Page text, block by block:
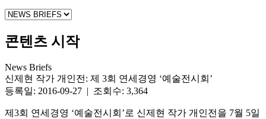
콘텐츠 시작
News Briefs
신제현 작가 개인전: 제 3회 연세경영 ‘예술전시회’
등록일: 2016-09-27 | 조회수: 3,364
제3회 연세경영 ‘예술전시회’로 신제현 작가 개인전을 7월 5일